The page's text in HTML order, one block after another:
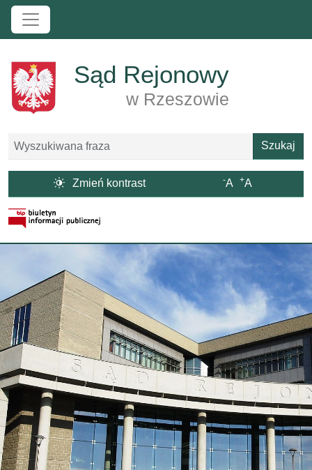
Przejdź do treści
Sąd Rejonowy
w Rzeszowie
Szukaj Szukaj
 Zmień kontrast -A +A
Strona BIP otwiera się w nowym oknie